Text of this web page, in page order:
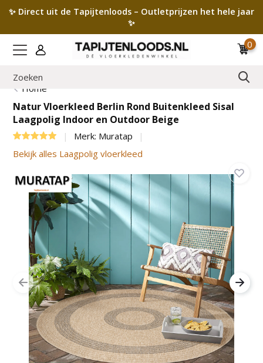
✨ Direct uit de Tapijtenloods – Outletprijzen het hele jaar
✨
0
Home
Natur Vloerkleed Berlin Rond Buitenkleed Sisal
Laagpolig Indoor en Outdoor Beige
Merk: Muratap
Bekijk alles Laagpolig vloerkleed